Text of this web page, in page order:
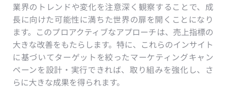
業界のトレンドや変化を注意深く観察することで、成
長に向けた可能性に満ちた世界の扉を開くことになり
ます。このプロアクティブなアプローチは、売上指標の
大きな改善をもたらします。特に、これらのインサイト
に基づいてターゲットを絞ったマーケティングキャン
ペーンを設計・実行できれば、取り組みを強化し、さ
らに大きな成果を得られます。